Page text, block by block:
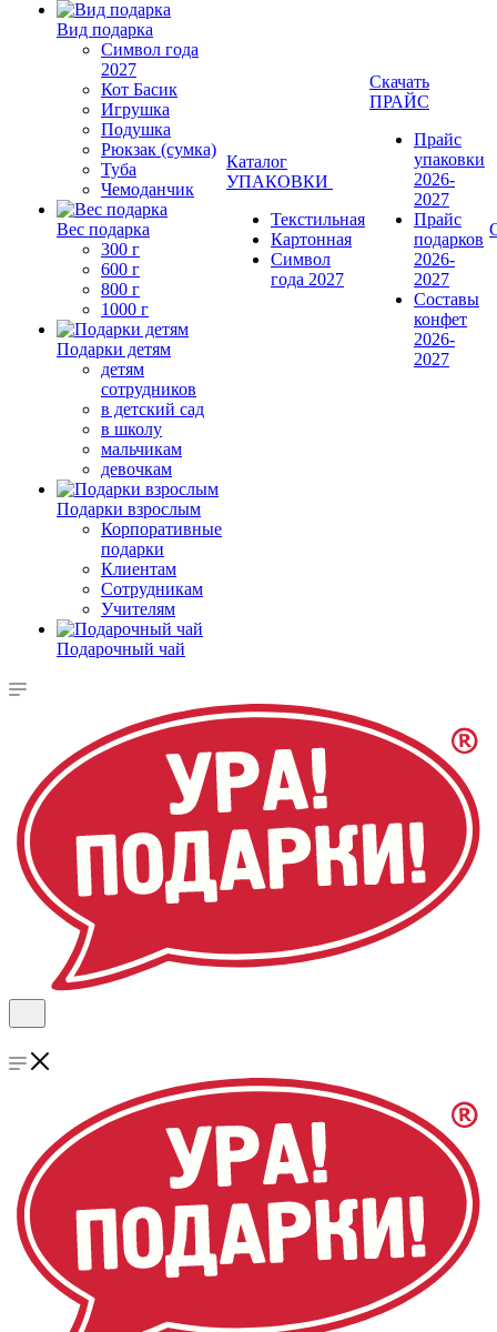
Вид подарка
Символ года
2027
Кот Басик
Игрушка
Подушка
Рюкзак (сумка)
Туба
Чемоданчик
Вес подарка
300 г
600 г
800 г
1000 г
Подарки детям
детям
сотрудников
в детский сад
в школу
мальчикам
девочкам
Подарки взрослым
Корпоративные
подарки
Клиентам
Сотрудникам
Учителям
Подарочный чай
Каталог
УПАКОВКИ
Текстильная
Картонная
Символ
года 2027
Скачать
ПРАЙС
Прайс
упаковки
2026-
2027
Прайс
подарков
2026-
2027
Составы
конфет
2026-
2027